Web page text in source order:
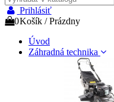
Prihlásiť
0Košík /Prázdny
Úvod
Záhradná technika